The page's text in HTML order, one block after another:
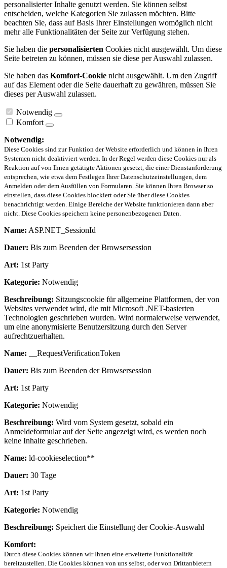
personalisierter Inhalte genutzt werden. Sie können selbst
entscheiden, welche Kategorien Sie zulassen möchten. Bitte
beachten Sie, dass auf Basis Ihrer Einstellungen womöglich nicht
mehr alle Funktionalitäten der Seite zur Verfügung stehen.
Sie haben die personalisierten Cookies nicht ausgewählt. Um diese
Seite betreten zu können, müssen sie diese per Auswahl zulassen.
Sie haben das Komfort-Cookie nicht ausgewählt. Um den Zugriff
auf das Element oder die Seite dauerhaft zu gewähren, müssen Sie
dieses per Auswahl zulassen.
Notwendig
Komfort
Notwendig:
Diese Cookies sind zur Funktion der Website erforderlich und können in Ihren
Systemen nicht deaktiviert werden. In der Regel werden diese Cookies nur als
Reaktion auf von Ihnen getätigte Aktionen gesetzt, die einer Dienstanforderung
entsprechen, wie etwa dem Festlegen Ihrer Datenschutzeinstellungen, dem
Anmelden oder dem Ausfüllen von Formularen. Sie können Ihren Browser so
einstellen, dass diese Cookies blockiert oder Sie über diese Cookies
benachrichtigt werden. Einige Bereiche der Website funktionieren dann aber
nicht. Diese Cookies speichern keine personenbezogenen Daten.
Name: ASP.NET_SessionId
Dauer: Bis zum Beenden der Browsersession
Art: 1st Party
Kategorie: Notwendig
Beschreibung: Sitzungscookie für allgemeine Plattformen, der von
Websites verwendet wird, die mit Microsoft .NET-basierten
Technologien geschrieben wurden. Wird normalerweise verwendet,
um eine anonymisierte Benutzersitzung durch den Server
aufrechtzuerhalten.
Name: __RequestVerificationToken
Dauer: Bis zum Beenden der Browsersession
Art: 1st Party
Kategorie: Notwendig
Beschreibung: Wird vom System gesetzt, sobald ein
Anmeldeformular auf der Seite angezeigt wird, es werden noch
keine Inhalte geschrieben.
Name: ld-cookieselection**
Dauer: 30 Tage
Art: 1st Party
Kategorie: Notwendig
Beschreibung: Speichert die Einstellung der Cookie-Auswahl
Komfort:
Durch diese Cookies können wir Ihnen eine erweiterte Funktionalität
bereitzustellen. Die Cookies können von uns selbst, oder von Drittanbietern